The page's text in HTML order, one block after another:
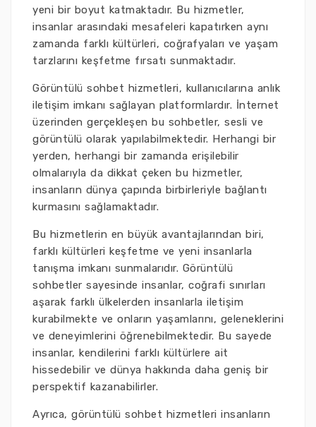
yeni bir boyut katmaktadır. Bu hizmetler,
insanlar arasındaki mesafeleri kapatırken aynı
zamanda farklı kültürleri, coğrafyaları ve yaşam
tarzlarını keşfetme fırsatı sunmaktadır.
Görüntülü sohbet hizmetleri, kullanıcılarına anlık
iletişim imkanı sağlayan platformlardır. İnternet
üzerinden gerçekleşen bu sohbetler, sesli ve
görüntülü olarak yapılabilmektedir. Herhangi bir
yerden, herhangi bir zamanda erişilebilir
olmalarıyla da dikkat çeken bu hizmetler,
insanların dünya çapında birbirleriyle bağlantı
kurmasını sağlamaktadır.
Bu hizmetlerin en büyük avantajlarından biri,
farklı kültürleri keşfetme ve yeni insanlarla
tanışma imkanı sunmalarıdır. Görüntülü
sohbetler sayesinde insanlar, coğrafi sınırları
aşarak farklı ülkelerden insanlarla iletişim
kurabilmekte ve onların yaşamlarını, geleneklerini
ve deneyimlerini öğrenebilmektedir. Bu sayede
insanlar, kendilerini farklı kültürlere ait
hissedebilir ve dünya hakkında daha geniş bir
perspektif kazanabilirler.
Ayrıca, görüntülü sohbet hizmetleri insanların